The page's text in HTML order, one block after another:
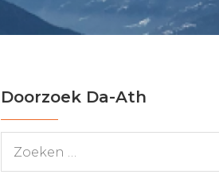
Doorzoek Da-Ath